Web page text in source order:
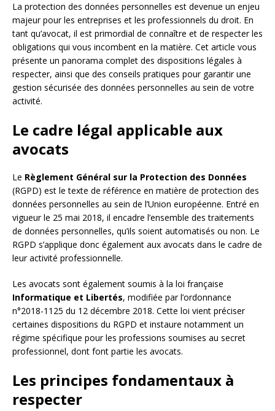
La protection des données personnelles est devenue un enjeu
majeur pour les entreprises et les professionnels du droit. En
tant qu’avocat, il est primordial de connaître et de respecter les
obligations qui vous incombent en la matière. Cet article vous
présente un panorama complet des dispositions légales à
respecter, ainsi que des conseils pratiques pour garantir une
gestion sécurisée des données personnelles au sein de votre
activité.
Le cadre légal applicable aux
avocats
Le Règlement Général sur la Protection des Données
(RGPD) est le texte de référence en matière de protection des
données personnelles au sein de l’Union européenne. Entré en
vigueur le 25 mai 2018, il encadre l’ensemble des traitements
de données personnelles, qu’ils soient automatisés ou non. Le
RGPD s’applique donc également aux avocats dans le cadre de
leur activité professionnelle.
Les avocats sont également soumis à la loi française
Informatique et Libertés, modifiée par l’ordonnance
n°2018-1125 du 12 décembre 2018. Cette loi vient préciser
certaines dispositions du RGPD et instaure notamment un
régime spécifique pour les professions soumises au secret
professionnel, dont font partie les avocats.
Les principes fondamentaux à
respecter